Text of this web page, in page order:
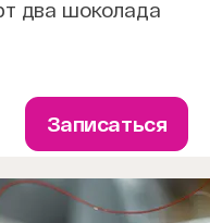
два шоколада
Записаться